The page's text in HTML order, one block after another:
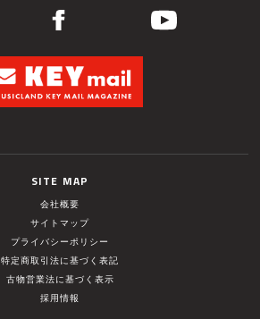
SITE MAP
会社概要
サイトマップ
プライバシーポリシー
特定商取引法に基づく表記
古物営業法に基づく表示
採用情報